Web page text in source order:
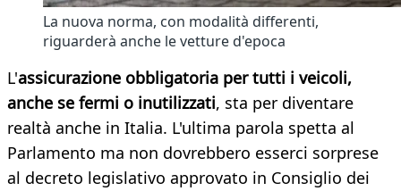
La nuova norma, con modalità differenti,
riguarderà anche le vetture d'epoca
L'assicurazione obbligatoria per tutti i veicoli,
anche se fermi o inutilizzati, sta per diventare
realtà anche in Italia. L'ultima parola spetta al
Parlamento ma non dovrebbero esserci sorprese
al decreto legislativo approvato in Consiglio dei